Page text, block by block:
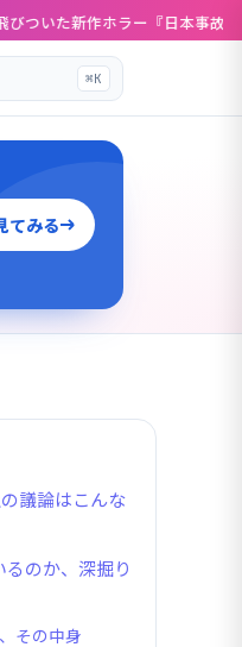
ラー『日本事故物件監視協会3』
⌘K
てみる
議論はこんな
のか、深掘り
その中身